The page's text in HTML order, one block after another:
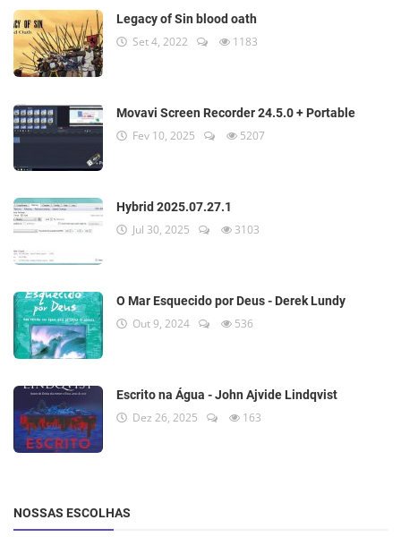
Legacy of Sin blood oath
Set 4, 2022 1183
Movavi Screen Recorder 24.5.0 + Portable
Fev 10, 2025 5207
Hybrid 2025.07.27.1
Jul 30, 2025 3103
O Mar Esquecido por Deus - Derek Lundy
Out 9, 2024 536
Escrito na Água - John Ajvide Lindqvist
Dez 26, 2025 163
NOSSAS ESCOLHAS